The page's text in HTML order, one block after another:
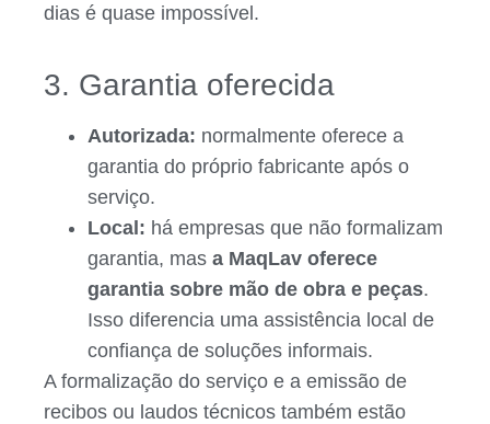
dias é quase impossível.
3. Garantia oferecida
Autorizada: normalmente oferece a
garantia do próprio fabricante após o
serviço.
Local: há empresas que não formalizam
garantia, mas a MaqLav oferece
garantia sobre mão de obra e peças.
Isso diferencia uma assistência local de
confiança de soluções informais.
A formalização do serviço e a emissão de
recibos ou laudos técnicos também estão